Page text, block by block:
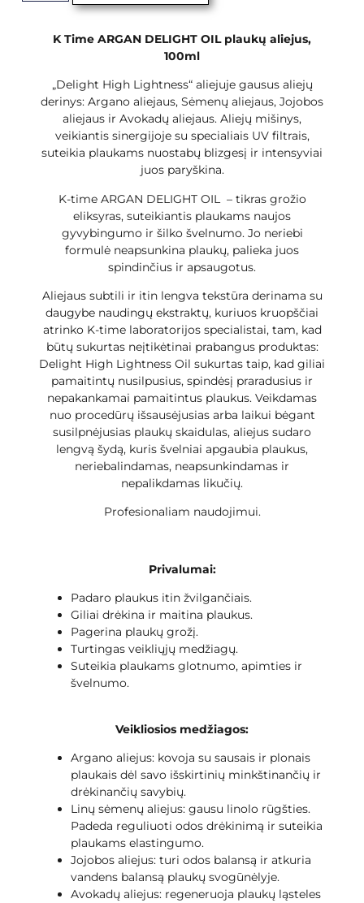
K Time ARGAN DELIGHT OIL plaukų aliejus,
100ml
„Delight High Lightness“ aliejuje gausus aliejų
derinys: Argano aliejaus, Sėmenų aliejaus, Jojobos
aliejaus ir Avokadų aliejaus. Aliejų mišinys,
veikiantis sinergijoje su specialiais UV filtrais,
suteikia plaukams nuostabų blizgesį ir intensyviai
juos paryškina.
K-time ARGAN DELIGHT OIL – tikras grožio
eliksyras, suteikiantis plaukams naujos
gyvybingumo ir šilko švelnumo. Jo neriebi
formulė neapsunkina plaukų, palieka juos
spindinčius ir apsaugotus.
Aliejaus subtili ir itin lengva tekstūra derinama su
daugybe naudingų ekstraktų, kuriuos kruopščiai
atrinko K-time laboratorijos specialistai, tam, kad
būtų sukurtas neįtikėtinai prabangus produktas:
Delight High Lightness Oil sukurtas taip, kad giliai
pamaitintų nusilpusius, spindėsį praradusius ir
nepakankamai pamaitintus plaukus. Veikdamas
nuo procedūrų išsausėjusias arba laikui bėgant
susilpnėjusias plaukų skaidulas, aliejus sudaro
lengvą šydą, kuris švelniai apgaubia plaukus,
neriebalindamas, neapsunkindamas ir
nepalikdamas likučių.
Profesionaliam naudojimui.
Privalumai:
Padaro plaukus itin žvilgančiais.
Giliai drėkina ir maitina plaukus.
Pagerina plaukų grožį.
Turtingas veikliųjų medžiagų.
Suteikia plaukams glotnumo, apimties ir
švelnumo.
Veikliosios medžiagos:
Argano aliejus: kovoja su sausais ir plonais
plaukais dėl savo išskirtinių minkštinančių ir
drėkinančių savybių.
Linų sėmenų aliejus: gausu linolo rūgšties.
Padeda reguliuoti odos drėkinimą ir suteikia
plaukams elastingumo.
Jojobos aliejus: turi odos balansą ir atkuria
vandens balansą plaukų svogūnėlyje.
Avokadų aliejus: regeneruoja plaukų ląsteles